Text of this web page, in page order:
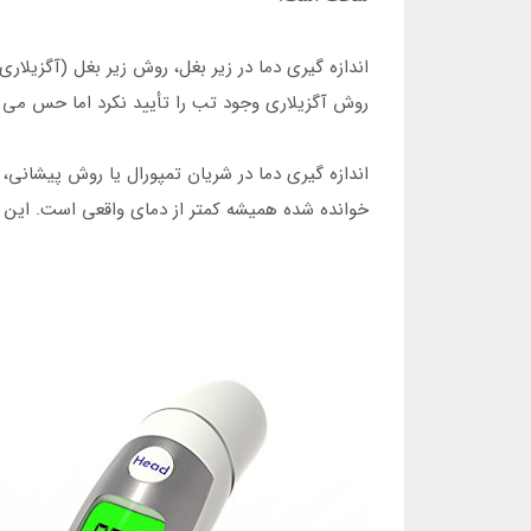
اندازه گیری دما در زیر بغل، روش زیر بغل
روش آگزیلاری وجود تب را تأیید نکرد اما حس می
اندازه گیری دما در شریان تمپورال یا روش
خوانده شده همیشه کمتر از دمای واقعی است.